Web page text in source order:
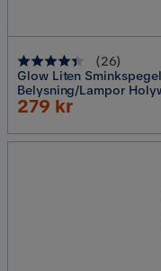
(26)
Glow Liten
Belysning/Lampor
Rabatterat
279 kr